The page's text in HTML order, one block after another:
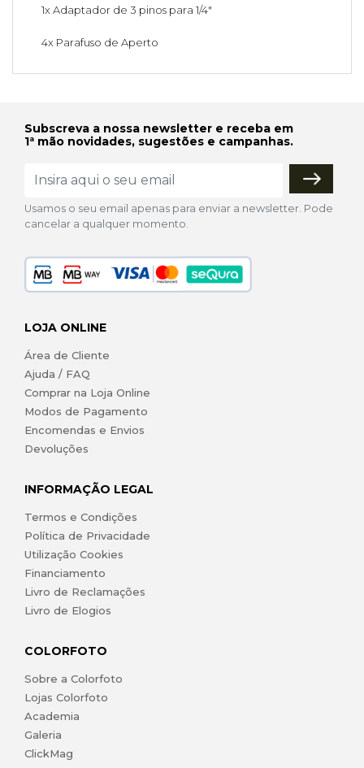
1x Adaptador de 3 pinos para 1/4"
4x Parafuso de Aperto
Subscreva a nossa newsletter e receba em
1ª mão novidades, sugestões e campanhas.
Usamos o seu email apenas para enviar a newsletter. Pode
cancelar a qualquer momento.
LOJA ONLINE
Área de Cliente
Ajuda / FAQ
Comprar na Loja Online
Modos de Pagamento
Encomendas e Envios
Devoluções
INFORMAÇÃO LEGAL
Termos e Condições
Política de Privacidade
Utilização Cookies
Financiamento
Livro de Reclamações
Livro de Elogios
COLORFOTO
Sobre a Colorfoto
Lojas Colorfoto
Academia
Galeria
ClickMag